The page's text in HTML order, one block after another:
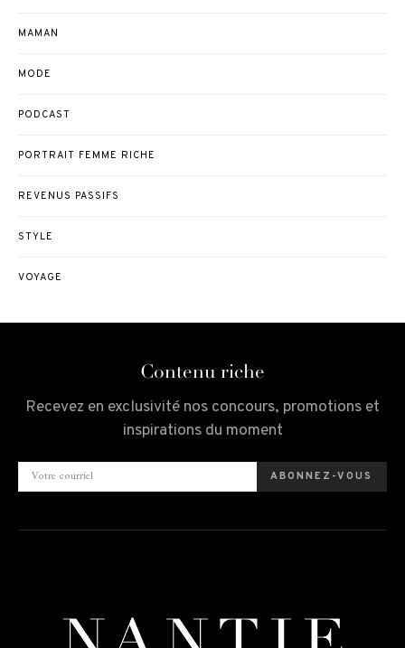
MAMAN
MODE
PODCAST
PORTRAIT FEMME RICHE
REVENUS PASSIFS
STYLE
VOYAGE
Contenu riche
Recevez en exclusivité nos concours, promotions et
inspirations du moment
ABONNEZ-VOUS